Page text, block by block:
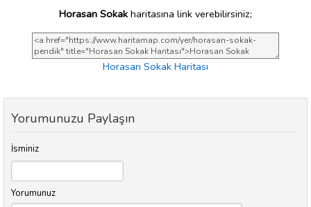
Horasan Sokak haritasına link verebilirsiniz;
Horasan Sokak Haritası
Yorumunuzu Paylaşın
İsminiz
Yorumunuz